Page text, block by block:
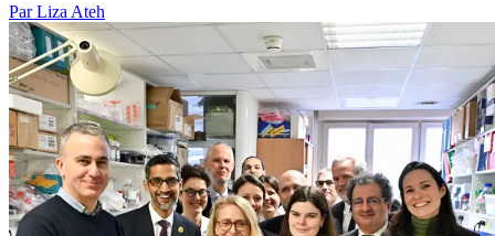
Par Liza Ateh